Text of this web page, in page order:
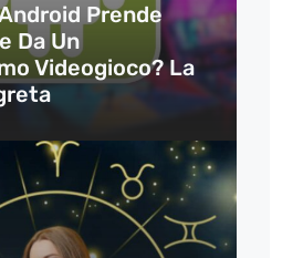
Prende
Da Un
Videogioco? La